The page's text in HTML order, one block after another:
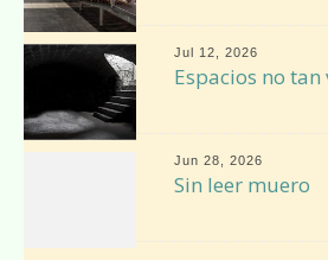
Jul 12, 2026
Espacios no tan
Jun 28, 2026
Sin leer muero